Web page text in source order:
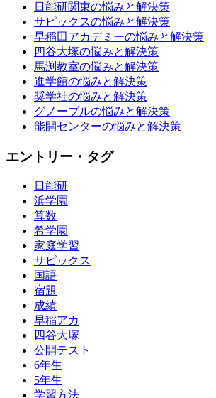
日能研関東の悩みと解決策
サピックスの悩みと解決策
早稲田アカデミーの悩みと解決策
四谷大塚の悩みと解決策
馬渕教室の悩みと解決策
進学館の悩みと解決策
奨学社の悩みと解決策
グノーブルの悩みと解決策
能開センターの悩みと解決策
エントリー・タグ
日能研
浜学園
算数
希学園
家庭学習
サピックス
国語
宿題
成績
早稲アカ
四谷大塚
公開テスト
6年生
5年生
学習方法